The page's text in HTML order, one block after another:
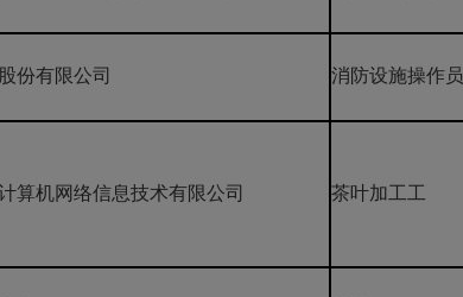
份有限公司 消防设施操作员
算机网络信息技术有限公司 茶叶加工工